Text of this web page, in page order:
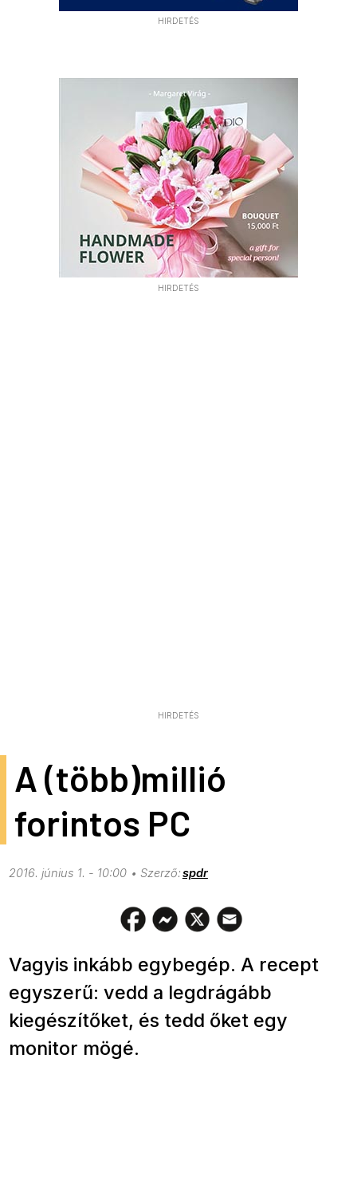
HIRDETÉS
HIRDETÉS
HIRDETÉS
A (több)millió
forintos PC
2016. június 1. - 10:00 spdr
Vagyis inkább egybegép. A recept
egyszerű: vedd a legdrágább
kiegészítőket, és tedd őket egy
monitor mögé.